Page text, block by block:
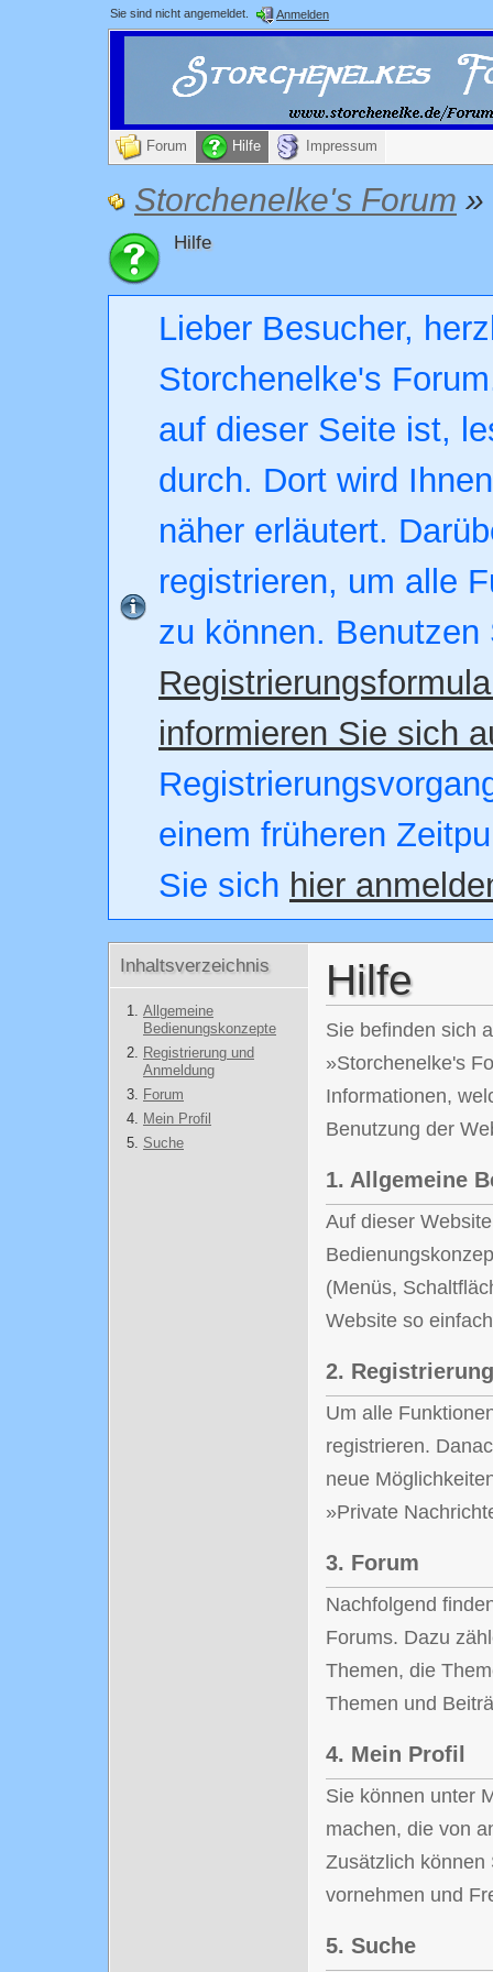
Sie sind nicht angemeldet. Anmelden
Forum Hilfe Impressum
Storchenelke's Forum »
Hilfe
Lieber Besucher,
Storchenelke's
auf dieser Seite ist,
durch. Dort wird
näher erläutert.
registrieren, um alle
zu können. Benutzen
informieren Sie sich
einem früheren
Sie sich hier
Inhaltsverzeichnis
Allgemeine
Bedienungskonzepte
Registrierung und
Anmeldung
Forum
Mein Profil
Suche
Hilfe
Sie befinden sich
»Storchenelke's
Informationen,
Benutzung der
1. Allgemeine
Auf dieser
(Menüs,
Website so
2.
Um alle
registrieren.
neue
»Private
3. Forum
Nachfolgend
Forums. Dazu
Themen, die
Themen und
4. Mein Profil
Sie können unter
machen, die von
Zusätzlich können
vornehmen und
5. Suche